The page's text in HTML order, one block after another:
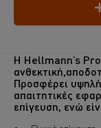
Η Hellmann’s
Προσφέρει
απαιτητικές
επίγευση, ενώ